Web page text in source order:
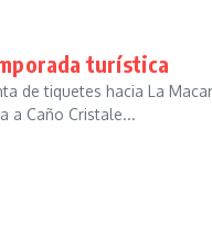
turística
de tiquetes hacia La
a Caño Cristale...